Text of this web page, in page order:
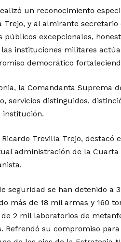
un reconocimiento
Trejo, y al almirante
públicos excepcionales,
instituciones militares
democrático
la Comandanta Suprema
servicios distinguidos,
institución.
Trevilla Trejo, destacó
administración de la
seguridad se han detenido a
más de 18 mil armas y 160
2 mil laboratorios de
Refrendó su compromiso